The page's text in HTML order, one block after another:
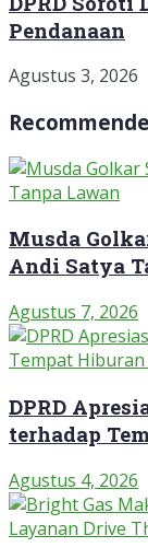
Pendanaan
Agustus 3, 2026
Musda
Andi Satya
Agustus 7, 2026
DPRD
terhadap
Agustus 4, 2026